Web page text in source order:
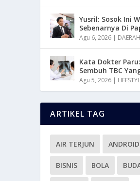
Yusril: Sosok Ini
Sebenarnya Di
Agu 6, 2026 | DAERAH
Kata Dokter
Sembuh TBC
Agu 5, 2026 |
ARTIKEL TAG
AIR TERJUN ANDROID
BISNIS BOLA